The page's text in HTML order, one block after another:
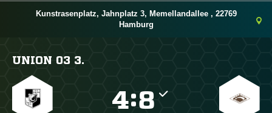
Kunstrasenplatz, Jahnplatz 3, Memellandallee , 22769
Hamburg
UNION 03 3.
: